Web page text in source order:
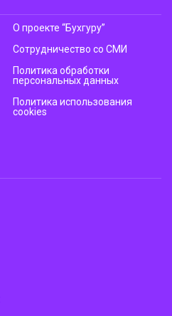
О проекте “Бухгуру”
Сотрудничество со СМИ
Политика обработки
персональных данных
Политика использования
cookies